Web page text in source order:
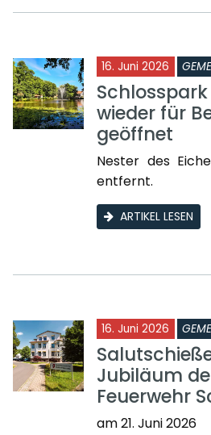
16. Juni 2026
wieder für
geöffnet
Nester des
entfernt.
ARTIKEL LESEN
16. Juni 2026
Jubiläum
Feuerwehr
am 21. Juni 2026